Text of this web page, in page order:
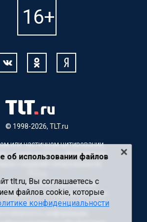
© 1998-2026, TLT.ru
или частичном цитировании
ссылка на TLT.ru обязательна.
изданий гиперссылка на
с пометкой "Партнерский
на правах рекламы.
не несет ответственности
информации,
об использовании файлов
tlt.ru, Вы соглашаетесь с
файлов cookie, которые
конфиденциальности